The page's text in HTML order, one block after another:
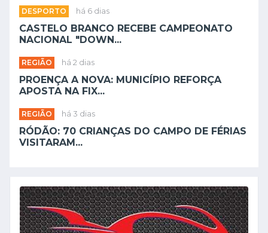
DESPORTO há 6 dias
CASTELO BRANCO RECEBE CAMPEONATO
NACIONAL "DOWN...
REGIÃO há 2 dias
PROENÇA A NOVA: MUNICÍPIO REFORÇA
APOSTA NA FIX...
REGIÃO há 3 dias
RÓDÃO: 70 CRIANÇAS DO CAMPO DE FÉRIAS
VISITARAM...